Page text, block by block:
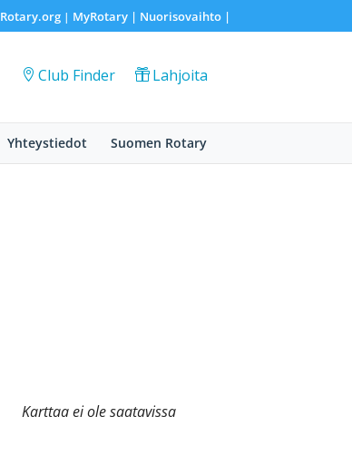
Rotary.org| MyRotary | Nuorisovaihto|
Club Finder Lahjoita
Yhteystiedot Suomen Rotary
Karttaa ei ole saatavissa